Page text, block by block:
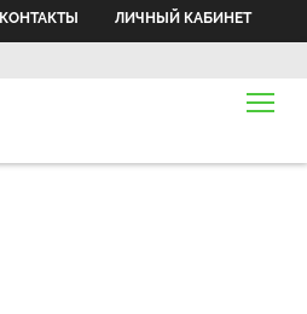
КОНТАКТЫ ЛИЧНЫЙ КАБИНЕТ